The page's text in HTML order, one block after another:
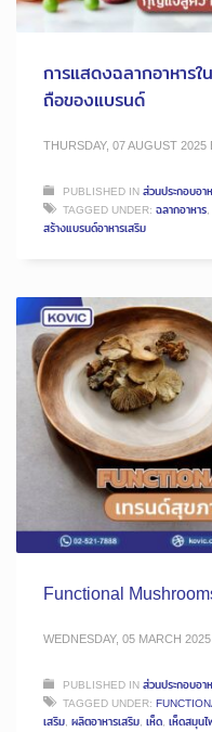
การแสดงฉลากอาหาร
ถือของแบรนด์
THURSDAY, 07 AUGUST 2025
PUBLISHED INส่วนประกอบอา
TAGGED UNDER: ฉลากอาหาร,
สร้างแบรนด์อาหารเสริม
Functional
WEDNESDAY, 05 MARCH 2025
PUBLISHED INส่วนประกอบอา
TAGGED UNDER:
เสริม, ผลิตอาหารเสริม, เห็ด, เห็ดสมุนไ